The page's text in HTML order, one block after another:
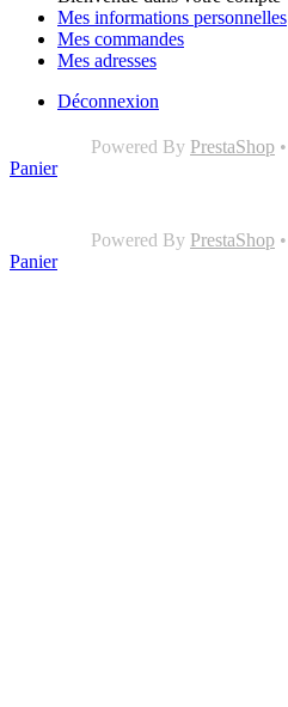
Mes informations personnelles
Mes commandes
Mes adresses
Déconnexion
Powered By PrestaShop •
Panier
Powered By PrestaShop •
Panier